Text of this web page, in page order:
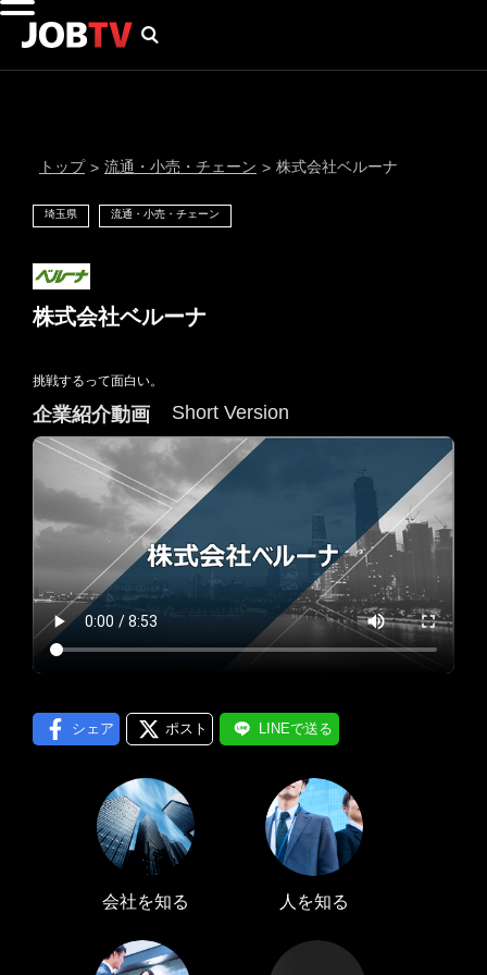
通知設定
メール通知
LINE通知
トップ > 流通・小売・チェーン > 株式会社ベルーナ
埼玉県 流通・小売・チェーン
株式会社ベルーナ
挑戦するって面白い。
企業紹介動画 Short Version
シェア ポスト LINEで送る
会社を知る 人を知る
にはプロフィール画像のアップロードが必要です
プロフィール編集する
会員登録する
ログインする ＞